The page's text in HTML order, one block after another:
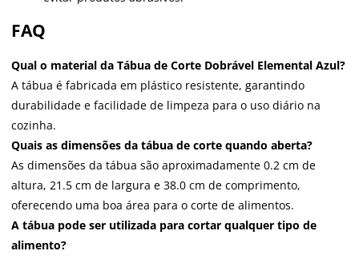
FAQ
Qual o material da Tábua de Corte Dobrável Elemental Azul?
A tábua é fabricada em plástico resistente, garantindo
durabilidade e facilidade de limpeza para o uso diário na
cozinha.
Quais as dimensões da tábua de corte quando aberta?
As dimensões da tábua são aproximadamente 0.2 cm de
altura, 21.5 cm de largura e 38.0 cm de comprimento,
oferecendo uma boa área para o corte de alimentos.
A tábua pode ser utilizada para cortar qualquer tipo de
alimento?